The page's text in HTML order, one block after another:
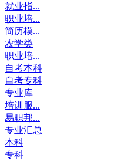
就业指...
职业培...
简历模...
农学类
职业培...
自考本科
自考专科
专业库
培训服...
易职邦...
专业汇总
本科
专科